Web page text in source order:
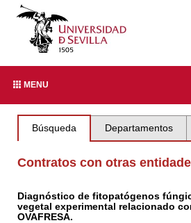
MENU
Búsqueda Departamentos
Contratos con otras
Diagnóstico de fitopatógenos
vegetal experimental relacionado
OVAFRESA.